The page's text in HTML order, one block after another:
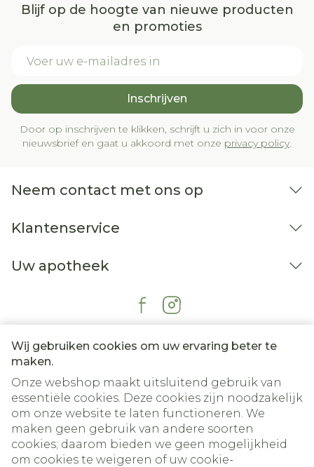
Wij gebruiken cookies om uw ervaring beter te
maken.
Onze webshop maakt uitsluitend gebruik van
essentiële cookies. Deze cookies zijn noodzakelijk
om onze website te laten functioneren. We
maken geen gebruik van andere soorten
cookies; daarom bieden we geen mogelijkheid
om cookies te weigeren of uw cookie-
Blijf op de hoogte van nieuwe producten
en promoties
Inschrijven
Door op inschrijven te klikken, schrijft u zich in voor onze
nieuwsbrief en gaat u akkoord met onze privacy policy.
Neem contact met ons op
Klantenservice
Uw apotheek